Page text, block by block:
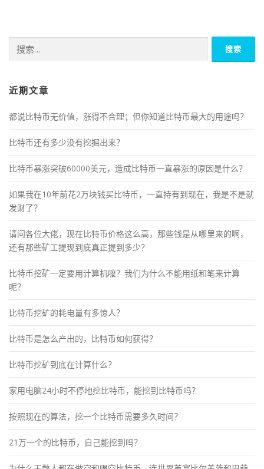
索：
近期文章
都说比特币无价值，涨得不合理；但你知道比特币最大的用途吗？
比特币还有多少没有挖掘出来？
比特币暴涨突破60000美元，造成比特币一直暴涨的原因是什么？
如果我在10年前花2万块钱买比特币，一直持有到现在，我是不是就
发财了？
请问各位大佬，现在比特币价格这么高，那些钱是从哪里来的啊，
还有那些矿工提现到底真正提到多少？
比特币挖矿一定要用计算机嚒？我们为什么不能用纸和笔来计算
呢？
比特币挖矿的耗电量有多惊人？
比特币是怎么产出的，比特币如何获得？
比特币挖矿到底在计算什么？
家用电脑24小时不停地挖比特币，能挖到比特币吗？
按照现在的算法，挖一个比特币需要多久时间？
21万一个的比特币，自己能挖到吗？